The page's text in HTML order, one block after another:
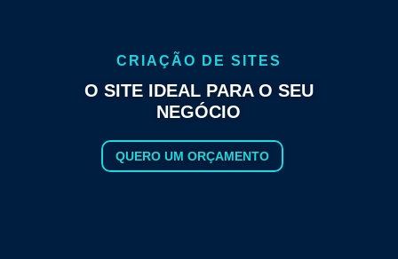
CRIAÇÃO DE SITES
O SITE IDEAL PARA O SEU
NEGÓCIO
QUERO UM ORÇAMENTO